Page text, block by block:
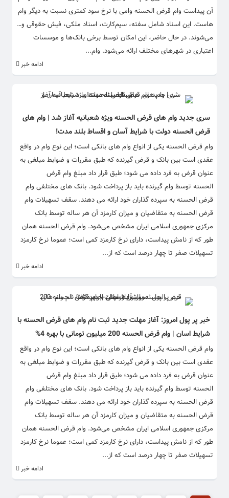
آن پیداست وام قرض الحسنه وامی با نرخ سود کمتری نسبت به دیگر وام
هاست. این اسناد شامل سفته، سیم‌کارت، اسناد ملکی، فیش حقوقی و…
می‌شوند. در حال حاضر، این امکان توسط برخی بانک‌ها و موسسات
اعتباری در شهرهای مختلف ارائه می‌شود. وام...
ادامه خبر
سری جدید وام های قرض الحسنه ویژه شعبانیه آغاز شد | وام های
قرض الحسنه دولت با شرایط آسان و اقساط بلند مدت!
وام قرض الحسنه یکی از انواع وام های بانکی است؛ این نوع وام در واقع
عقدی است بین بانک و قرض گیرنده که طبق مقررات و ضوابط مبلغی به
عنوان قرض به فرد داده می شود؛ طبق قرار داد مبلغ وام قرض
الحسنه توسط وام گیرنده باید باز پرداخت شود. بانک های مختلفی وام
قرض الحسنه به سپرده گذاران خود ارائه می دهند. سقف تسهیلات وام
قرض‌ الحسنه به متقاضیان و میزان کارمزد آن هر ساله توسط بانک‌
مرکزی جمهوری اسلامی ایران مشخص می‌شود. وام قرض الحسنه همان
طور که از نامش پیداست، دارای نرخ کارمزد کمی است؛ عموما نرخ کارمزد
تسهیلات صفر تا چهار درصد است که از...
ادامه خبر
خبر پر پول امروز: آغاز مهلت جدید ثبت نام وام های قرض الحسنه با
شرایط اسان | وام قرض الحسنه 200 میلیون تومانی با بهره 4%
وام قرض الحسنه یکی از انواع وام های بانکی است؛ این نوع وام در واقع
عقدی است بین بانک و قرض گیرنده که طبق مقررات و ضوابط مبلغی به
عنوان قرض به فرد داده می شود؛ طبق قرار داد مبلغ وام قرض
الحسنه توسط وام گیرنده باید باز پرداخت شود. بانک های مختلفی وام
قرض الحسنه به سپرده گذاران خود ارائه می دهند. سقف تسهیلات وام
قرض‌ الحسنه به متقاضیان و میزان کارمزد آن هر ساله توسط بانک‌
مرکزی جمهوری اسلامی ایران مشخص می‌شود. وام قرض الحسنه همان
طور که از نامش پیداست، دارای نرخ کارمزد کمی است؛ عموما نرخ کارمزد
تسهیلات صفر تا چهار درصد است که از...
ادامه خبر